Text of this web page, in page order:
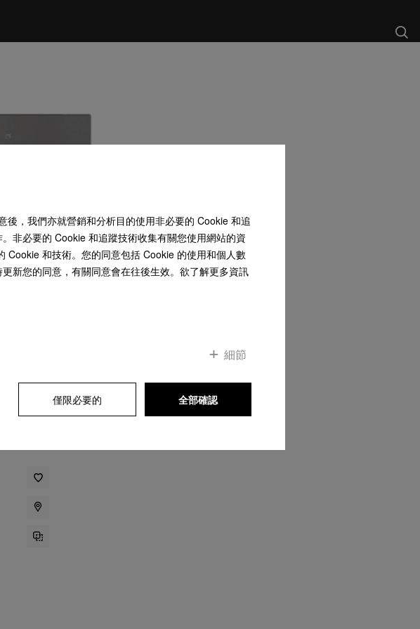
，我們亦就營銷和分析目的使用非必要的 Cookie 和追
非必要的 Cookie 和追蹤技術收集有關您使用網站的資
Cookie 和技術。您的同意包括 Cookie 的使用和個人數
新您的同意，有關同意會在往後生效。欲了解更多資訊
細節
僅限必要的 全部確認